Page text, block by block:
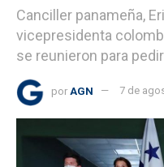
Canciller panameña,
vicepresidenta
se reunieron para
por AGN 7 de